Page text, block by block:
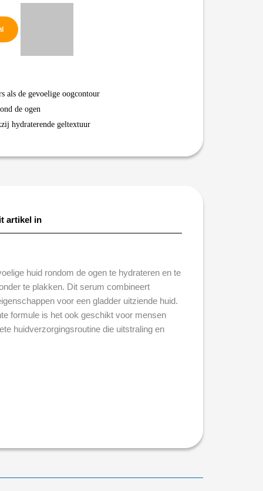
als de gevoelige oogcontour
de ogen
hydraterende geltextuur
artikel in
huid rondom de ogen te hydrateren en te
te plakken. Dit serum combineert
voor een gladder uitziende huid.
formule is het ook geschikt voor mensen
huidverzorgingsroutine die uitstraling en